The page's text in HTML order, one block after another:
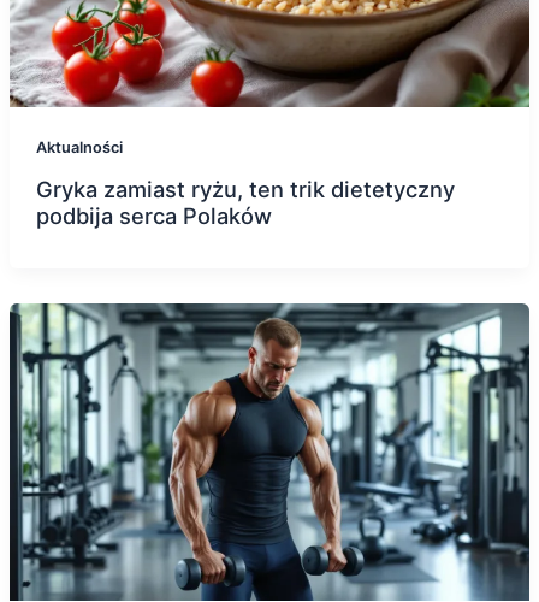
Aktualności
Gryka zamiast ryżu, ten trik dietetyczny
podbija serca Polaków